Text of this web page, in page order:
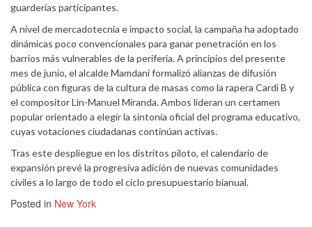
guarderías participantes.
A nivel de mercadotecnia e impacto social, la campaña ha adoptado
dinámicas poco convencionales para ganar penetración en los
barrios más vulnerables de la periferia. A principios del presente
mes de junio, el alcalde Mamdani formalizó alianzas de difusión
pública con figuras de la cultura de masas como la rapera Cardi B y
el compositor Lin-Manuel Miranda. Ambos lideran un certamen
popular orientado a elegir la sintonía oficial del programa educativo,
cuyas votaciones ciudadanas continúan activas.
Tras este despliegue en los distritos piloto, el calendario de
expansión prevé la progresiva adición de nuevas comunidades
civiles a lo largo de todo el ciclo presupuestario bianual.
Posted in New York